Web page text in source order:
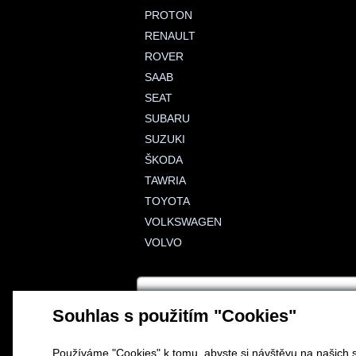
Souhlas s použitím "Cookies"
Používáme "Cookies" k tomu, abyste si návštěvu na
PROTON
RENAULT
ROVER
SAAB
SEAT
SUBARU
SUZUKI
ŠKODA
TAWRIA
TOYOTA
VOLKSWAGEN
VOLVO